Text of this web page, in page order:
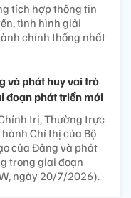
tích hợp thông tin
tình hình giải
chính thống nhất
và phát huy vai trò
đoạn phát triển mới
trị, Thường trực
Chỉ thị của Bộ
của Đảng và phát
trong giai đoạn
ngày 20/7/2026).